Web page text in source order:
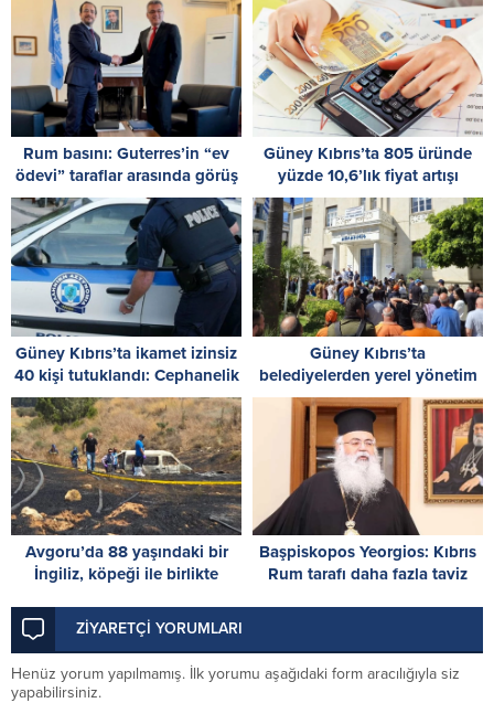
Rum basını: Guterres’in “ev
ödevi” taraflar arasında görüş
ayrılığı yarattı
Güney Kıbrıs’ta 805 üründe
yüzde 10,6’lık fiyat artışı
Güney Kıbrıs’ta ikamet izinsiz
40 kişi tutuklandı: Cephanelik
ele geçirildi
Güney Kıbrıs’ta
belediyelerden yerel yönetim
reformuna grevli tepki
Avgoru’da 88 yaşındaki bir
İngiliz, köpeği ile birlikte
Başpiskopos Yeorgios: Kıbrıs
Rum tarafı daha fazla taviz
ZİYARETÇİ YORUMLARI
Henüz yorum yapılmamış. İlk yorumu aşağıdaki form aracılığıyla siz
yapabilirsiniz.